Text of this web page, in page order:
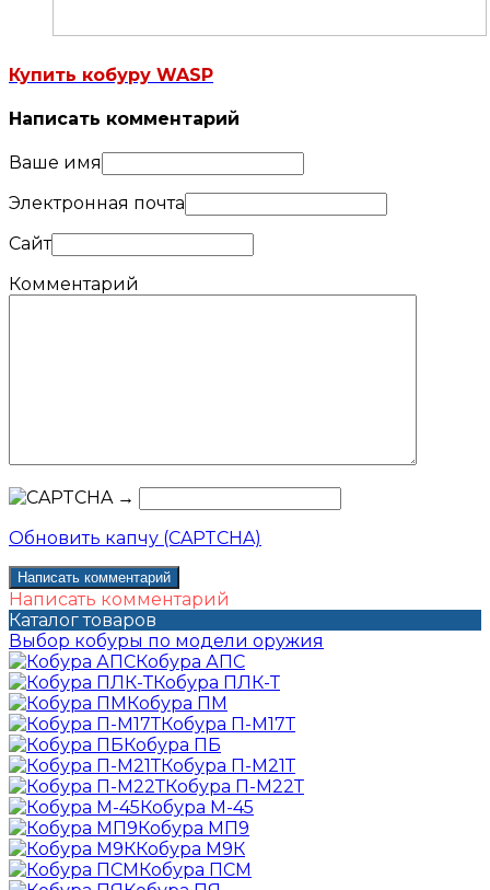
Купить кобуру WASP
Написать комментарий
Ваше имя
Электронная почта
Сайт
Комментарий
→
Обновить капчу (CAPTCHA)
Написать комментарий
Каталог товаров
Выбор кобуры по модели оружия
Кобура АПС
Кобура ПЛК-Т
Кобура ПМ
Кобура П-М17Т
Кобура ПБ
Кобура П-М21Т
Кобура П-М22Т
Кобура М-45
Кобура МП9
Кобура М9К
Кобура ПСМ